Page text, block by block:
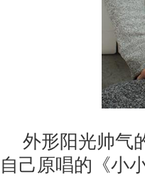
外形阳光帅气
自己原唱的《小